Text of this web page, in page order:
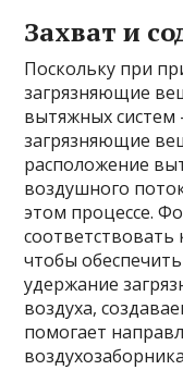
Захват и
Поскольку при
загрязняющие
вытяжных систем
загрязняющие
расположение
воздушного
этом процессе.
чтобы
удержание
воздуха,
помогает